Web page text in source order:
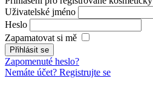
Uživatelské jméno
Heslo
Zapamatovat si mě
Zapomenuté heslo?
Nemáte účet? Registrujte se